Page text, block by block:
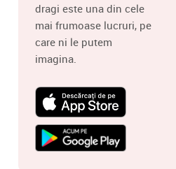
dragi este una din cele
mai frumoase lucruri, pe
care ni le putem
imagina.